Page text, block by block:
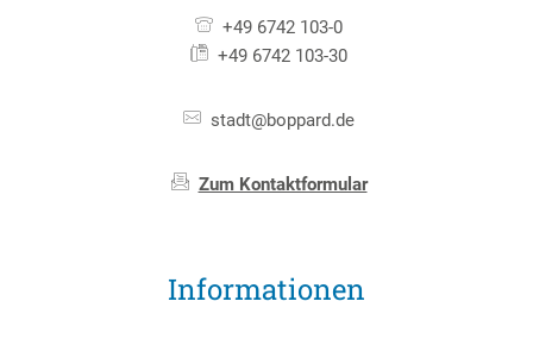
+49 6742 103-0
+49 6742 103-30
stadt@boppard.de
Zum Kontaktformular
Informationen